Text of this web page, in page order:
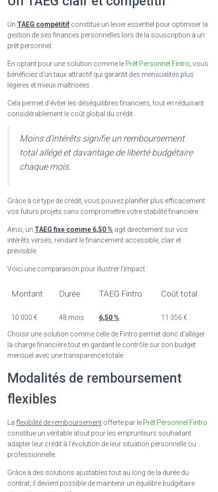
Un TAEG compétitif constitue un levier essentiel pour optimiser la
gestion de ses finances personnelles lors de la souscription à un
prêt personnel.
En optant pour une solution comme le Prêt Personnel Fintro , vous
bénéficiez d’un taux attractif qui garantit des mensualités plus
légères et mieux maîtrisées.
Cela permet d’éviter les déséquilibres financiers, tout en réduisant
considérablement le coût global du crédit.
Moins d’intérêts signifie un remboursement
total allégé et davantage de liberté budgétaire
chaque mois.
Grâce à ce type de crédit, vous pouvez planifier plus efficacement
vos futurs projets sans compromettre votre stabilité financière.
Ainsi, un TAEG fixe comme 6,50 % agit directement sur vos
intérêts versés, rendant le financement accessible, clair et
prévisible.
Voici une comparaison pour illustrer l’impact :
Montant Durée TAEG Fintro Coût total
10 000 € 48 mois 6,50 % 11 356 €
Choisir une solution comme celle de Fintro permet donc d’alléger
la charge financière tout en gardant le contrôle sur son budget
mensuel avec une transparence totale.
Modalités de remboursement
flexibles
La flexibilité de remboursement offerte par le Prêt Personnel Fintro
constitue un véritable atout pour les emprunteurs souhaitant
adapter leur crédit à l’évolution de leur situation personnelle ou
professionnelle.
Grâce à des solutions ajustables tout au long de la durée du
contrat, il devient possible de maintenir un équilibre budgétaire